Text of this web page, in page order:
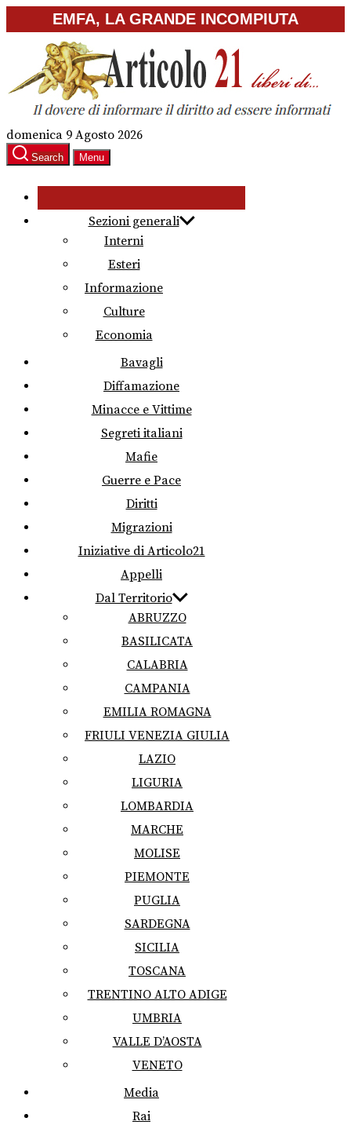
to
content
EMFA, LA GRANDE INCOMPIUTA
domenica 9 Agosto 2026
Search Menu
Sezioni generali
Interni
Esteri
Informazione
Culture
Economia
Bavagli
Diffamazione
Minacce e Vittime
Segreti italiani
Mafie
Guerre e Pace
Diritti
Migrazioni
Iniziative di Articolo21
Appelli
Dal Territorio
ABRUZZO
BASILICATA
CALABRIA
CAMPANIA
EMILIA ROMAGNA
FRIULI VENEZIA GIULIA
LAZIO
LIGURIA
LOMBARDIA
MARCHE
MOLISE
PIEMONTE
PUGLIA
SARDEGNA
SICILIA
TOSCANA
TRENTINO ALTO ADIGE
UMBRIA
VALLE D’AOSTA
VENETO
Media
Rai